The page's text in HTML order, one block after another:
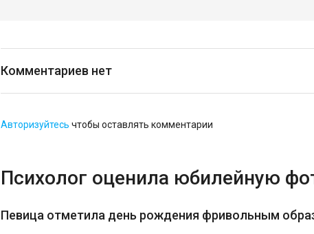
Комментариев нет
Авторизуйтесь чтобы оставлять комментарии
Психолог оценила юбилейную
Певица отметила день рождения фривольным